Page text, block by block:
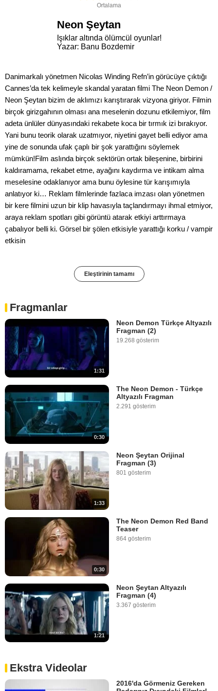
Ortalama
Neon Şeytan
Işıklar altında ölümcül oyunlar!
Yazar: Banu Bozdemir
Danimarkalı yönetmen Nicolas Winding Refn’in görücüye çıktığı
Cannes’da tek kelimeyle skandal yaratan filmi The Neon Demon /
Neon Şeytan bizim de aklımızı karıştırarak vizyona giriyor. Filmin
birçok girizgahının olması ana meselenin dozunu etkilemiyor, film
adeta ünlüler dünyasındaki rekabete koca bir tırmık izi bırakıyor.
Yani bunu teorik olarak uzatmıyor, niyetini gayet belli ediyor ama
yine de sonunda ufak çaplı bir şok yarattığını söylemek
mümkün!Film aslında birçok sektörün ortak bileşenine, birbirini
kaldıramama, rekabet etme, ayağını kaydırma ve intikam alma
meselesine odaklanıyor ama bunu öylesine tür karışımıyla
anlatıyor ki… Reklam filmlerinde fazlaca imzası olan yönetmen
bir kere filmini uzun bir klip havasıyla taçlandırmayı ihmal etmiyor,
araya reklam spotları gibi görüntü atarak etkiyi arttırmaya
çabalıyor belli ki. Görsel bir şölen etkisiyle yarattığı korku / vampir
etkisin
Eleştirinin tamamı
Fragmanlar
1:31
Neon Demon Türkçe Altyazılı
Fragman (2)
19.268 gösterim
0:30
The Neon Demon - Türkçe
Altyazılı Fragman
2.291 gösterim
1:33
Neon Şeytan Orijinal
Fragman (3)
801 gösterim
0:30
The Neon Demon Red Band
Teaser
864 gösterim
1:21
Neon Şeytan Altyazılı
Fragman (4)
3.367 gösterim
Ekstra Videolar
2016'da Görmeniz Gereken